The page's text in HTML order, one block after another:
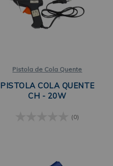
Pistola de Cola Quente
PISTOLA COLA QUENTE
CH - 20W
(0)